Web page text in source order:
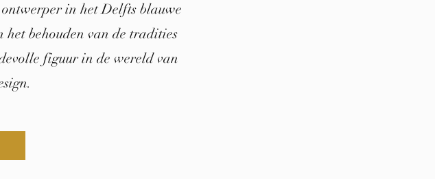
in het Delfts blauwe
behouden van de tradities
figuur in de wereld van